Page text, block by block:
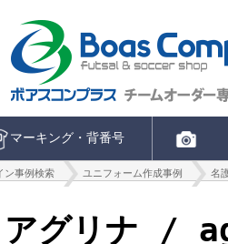
マーキング・背番号
ン事例検索 ユニフォーム作成事例 名
アグリナ /